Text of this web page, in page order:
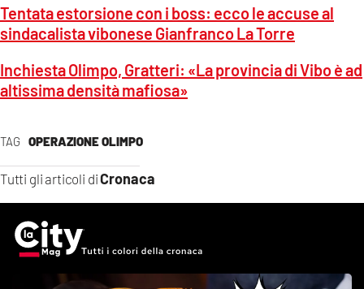
TAG OPERAZIONE OLIMPO
Tutti gli articoli diCronaca
Tentata estorsione con i boss: ecco le accuse al
sindacalista vibonese Gianfranco La Torre
Inchiesta Olimpo, Gratteri: «La provincia di Vibo è ad
altissima densità mafiosa»